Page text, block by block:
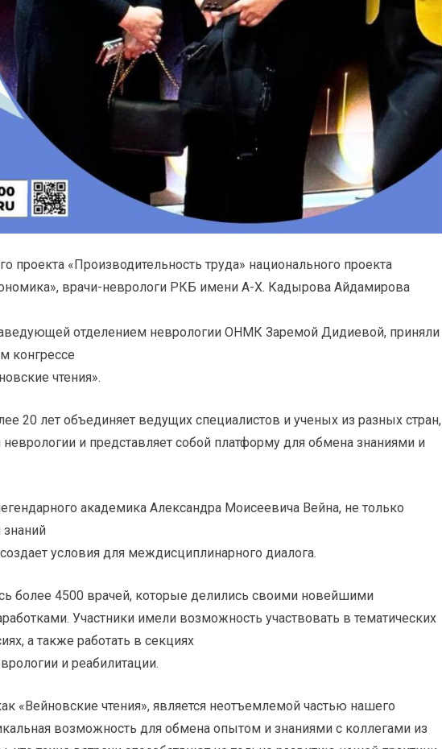
проекта «Производительность труда» национального проекта
врачи-неврологи РКБ имени А-Х. Кадырова Айдамирова
отделением неврологии ОНМК Заремой Дидиевой, приняли
конгрессе
чтения».
20 лет объединяет ведущих специалистов и ученых из разных стран,
и представляет собой платформу для обмена знаниями и
академика Александра Моисеевича Вейна, не только
условия для междисциплинарного диалога.
более 4500 врачей, которые делились своими новейшими
Участники имели возможность участвовать в тематических
а также работать в секциях
и реабилитации.
«Вейновские чтения», является неотъемлемой частью нашего
возможность для обмена опытом и знаниями с коллегами из